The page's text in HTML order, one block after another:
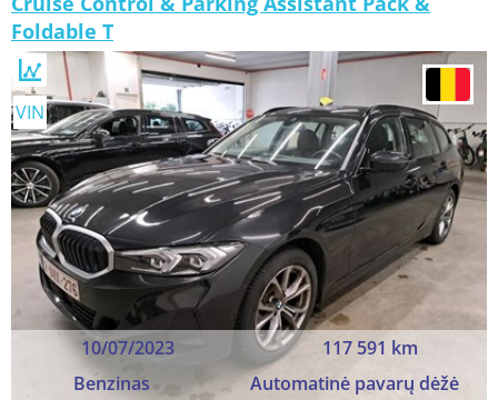
Foldable T
10/07/2023
117 591 km
Benzinas
Automatinė pavarų dėžė
VIN